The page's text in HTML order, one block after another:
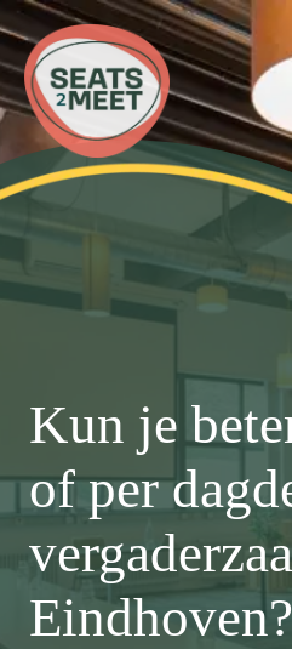
Kun je
of per
Eindhoven?